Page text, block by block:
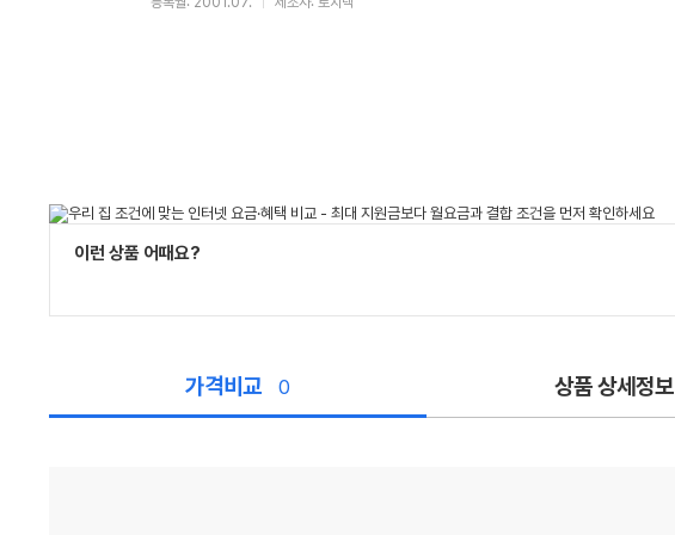
이런 상품 어때요?
가격비교 0 상품 상세정보